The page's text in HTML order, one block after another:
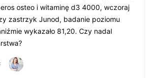
osteo i witaminę d3 4000, wczoraj
zastrzyk Junod, badanie poziomu
wykazało 81,20. Czy nadal